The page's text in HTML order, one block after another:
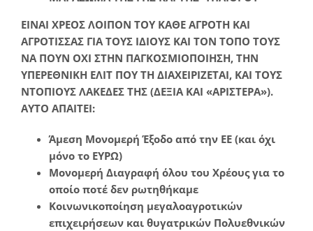
ΕΙΝΑΙ ΧΡΕΟΣ ΛΟΙΠΟΝ ΤΟΥ ΚΑΘΕ ΑΓΡΟΤΗ ΚΑΙ
ΑΓΡΟΤΙΣΣΑΣ ΓΙΑ ΤΟΥΣ ΙΔΙΟΥΣ ΚΑΙ ΤΟΝ ΤΟΠΟ ΤΟΥΣ
ΝΑ ΠΟΥΝ ΟΧΙ ΣΤΗΝ ΠΑΓΚΟΣΜΙΟΠΟΙΗΣΗ, ΤΗΝ
ΥΠΕΡΕΘΝΙΚΗ ΕΛΙΤ ΠΟΥ ΤΗ ΔΙΑΧΕΙΡΙΖΕΤΑΙ, ΚΑΙ ΤΟΥΣ
ΝΤΟΠΙΟΥΣ ΛΑΚΕΔΕΣ ΤΗΣ (ΔΕΞΙΑ ΚΑΙ «ΑΡΙΣΤΕΡΑ»).
ΑΥΤΟ ΑΠΑΙΤΕΙ:
Άμεση Μονομερή Έξοδο από την ΕΕ (και όχι
μόνο το ΕΥΡΩ)
Μονομερή Διαγραφή όλου του Χρέους για το
οποίο ποτέ δεν ρωτηθήκαμε
Κοινωνικοποίηση μεγαλοαγροτικών
επιχειρήσεων και θυγατρικών Πολυεθνικών